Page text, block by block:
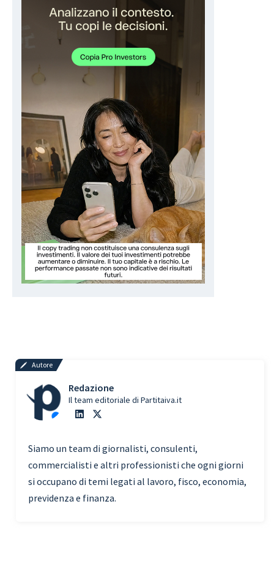
Autore
Redazione
Il team editoriale di Partitaiva.it
Siamo un team di giornalisti, consulenti,
commercialisti e altri professionisti che ogni giorni
si occupano di temi legati al lavoro, fisco, economia,
previdenza e finanza.